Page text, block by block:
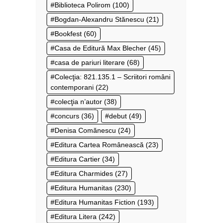
Biblioteca Polirom (100)
Bogdan-Alexandru Stănescu (21)
Bookfest (60)
Casa de Editură Max Blecher (45)
casa de pariuri literare (68)
Colecţia: 821.135.1 – Scriitori români
contemporani (22)
colecţia n’autor (38)
concurs (36) debut (49)
Denisa Comănescu (24)
Editura Cartea Românească (23)
Editura Cartier (34)
Editura Charmides (27)
Editura Humanitas (230)
Editura Humanitas Fiction (193)
Editura Litera (242)